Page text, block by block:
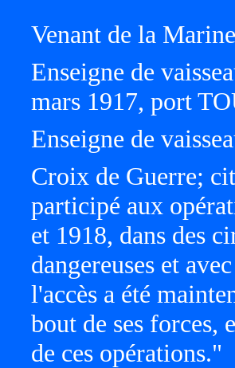
Venant de la
Enseigne de
mars 1917, port
Enseigne de
Croix de Guerre;
participé aux
et 1918, dans des
dangereuses et
l'accès a été
bout de ses forces,
de ces opérations."